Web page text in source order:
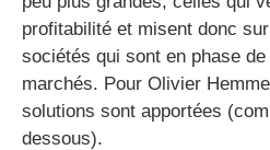
profitabilité et misent donc
sociétés qui sont en phase
marchés. Pour Olivier
solutions sont apportées
dessous).